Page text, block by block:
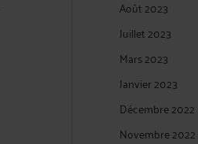
Août 2023
Juillet 2023
Mars 2023
Janvier 2023
Décembre 2022
Novembre 2022